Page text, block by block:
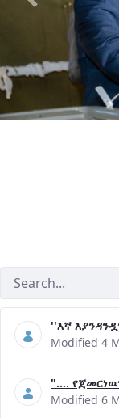
Previous
''እኛ
Modified 4
"....
Modified 6